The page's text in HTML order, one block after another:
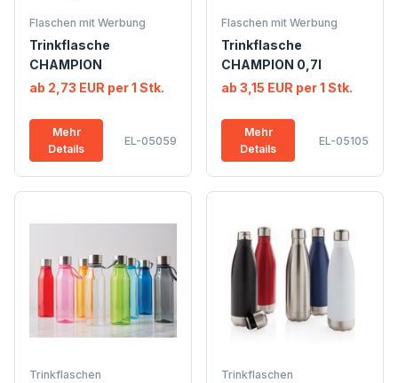
Flaschen mit Werbung
Trinkflasche
CHAMPION
ab 2,73 EUR per 1 Stk.
Mehr
Details
EL-05059
Flaschen mit Werbung
Trinkflasche
CHAMPION 0,7l
ab 3,15 EUR per 1 Stk.
Mehr
Details
EL-05105
Trinkflaschen Trinkflaschen